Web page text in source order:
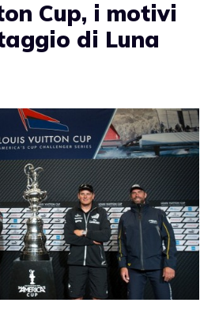
Cup, i motivi
di Luna